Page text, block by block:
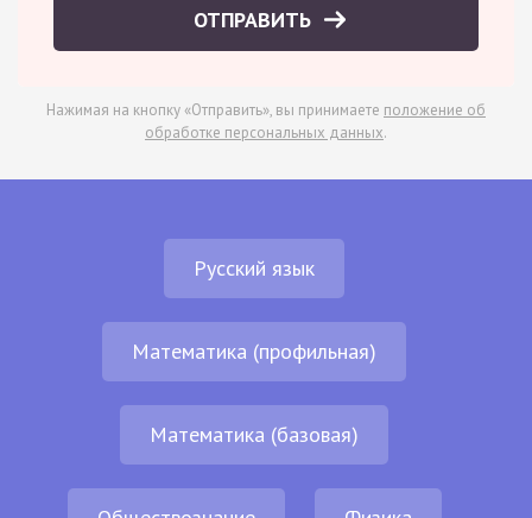
ОТПРАВИТЬ
Нажимая на кнопку «Отправить», вы принимаете положение об
обработке персональных данных.
Русский язык
Математика (профильная)
Математика (базовая)